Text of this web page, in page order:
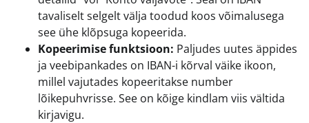
tavaliselt selgelt välja toodud koos võimalusega
see ühe klõpsuga kopeerida.
Kopeerimise funktsioon: Paljudes uutes äppides
ja veebipankades on IBAN-i kõrval väike ikoon,
millel vajutades kopeeritakse number
lõikepuhvrisse. See on kõige kindlam viis vältida
kirjavigu.